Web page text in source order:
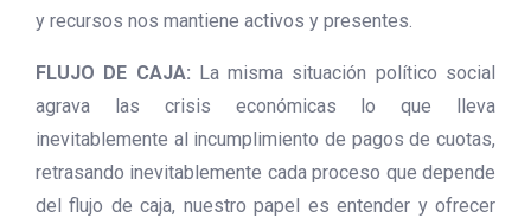
y recursos nos mantiene activos y presentes.
FLUJO DE CAJA: La misma situación político social
agrava las crisis económicas lo que lleva
inevitablemente al incumplimiento de pagos de cuotas,
retrasando inevitablemente cada proceso que depende
del flujo de caja, nuestro papel es entender y ofrecer